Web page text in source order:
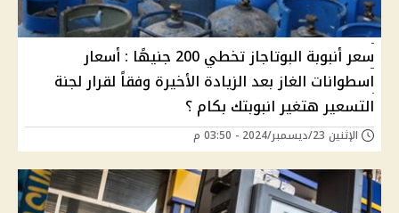
سعر أنبوبة البوتاجاز تخطي 200 جنيهًا : أسعار
اسطوانات الغاز بعد الزيادة الأخيرة وفقاً لقرار لجنة
التسعير هتغير انبوبتك بكام ؟
الإثنين 23/ديسمبر/2024 - 03:50 م